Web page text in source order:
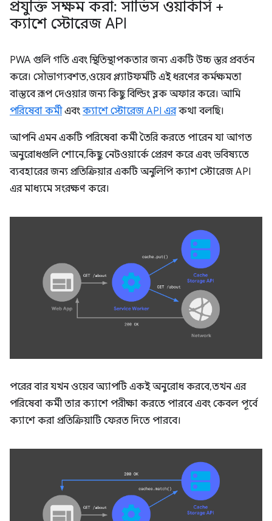
প্রযুক্তি সক্ষম করা: সার্ভিস ওয়ার্কার্স +
ক্যাশে স্টোরেজ API
PWA গুলি গতি এবং স্থিতিস্থাপকতার জন্য একটি উচ্চ স্তর প্রবর্তন
করে। সৌভাগ্যবশত, ওয়েব প্ল্যাটফর্মটি এই ধরণের কর্মক্ষমতা
বাস্তবে রূপ দেওয়ার জন্য কিছু বিল্ডিং ব্লক অফার করে। আমি
পরিষেবা কর্মীএবং ক্যাশে স্টোরেজ API এরকথা বলছি।
আপনি এমন একটি পরিষেবা কর্মী তৈরি করতে পারেন যা আগত
অনুরোধগুলি শোনে, কিছু নেটওয়ার্কে প্রেরণ করে এবং ভবিষ্যতে
ব্যবহারের জন্য প্রতিক্রিয়ার একটি অনুলিপি ক্যাশ স্টোরেজ API
এর মাধ্যমে সংরক্ষণ করে।
পরের বার যখন ওয়েব অ্যাপটি একই অনুরোধ করবে, তখন এর
পরিষেবা কর্মী তার ক্যাশে পরীক্ষা করতে পারবে এবং কেবল পূর্বে
ক্যাশে করা প্রতিক্রিয়াটি ফেরত দিতে পারবে।